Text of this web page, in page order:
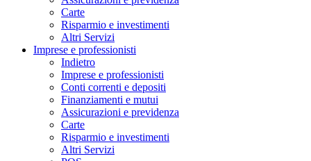
Carte
Risparmio e investimenti
Altri Servizi
Imprese e professionisti
Indietro
Imprese e professionisti
Conti correnti e depositi
Finanziamenti e mutui
Assicurazioni e previdenza
Carte
Risparmio e investimenti
Altri Servizi